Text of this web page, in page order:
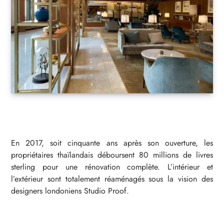
En 2017, soit cinquante ans après son ouverture, les
propriétaires thaïlandais déboursent 80 millions de livres
sterling pour une rénovation complète. L’intérieur et
l’extérieur sont totalement réaménagés sous la vision des
designers londoniens Studio Proof.